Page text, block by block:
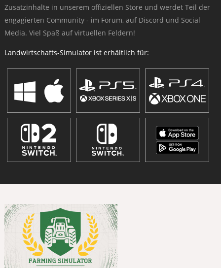
Zusatzinhalte in unserem offiziellen Store und werdet Teil der
engagierten Community - im Forum, auf Discord und Social
Media. Viel Spaß auf virtuellen Feldern!
Landwirtschafts-Simulator ist erhältlich für: